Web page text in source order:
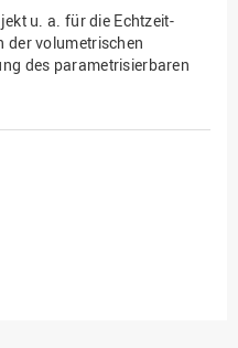
u. a. für die Echtzeit-
der volumetrischen
des parametrisierbaren